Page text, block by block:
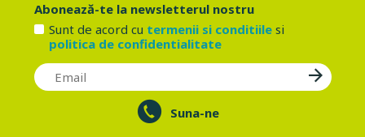
Abonează-te la newsletterul nostru
Sunt de acord cu termenii si conditiilesi
politica de confidentialitate
Suna-ne